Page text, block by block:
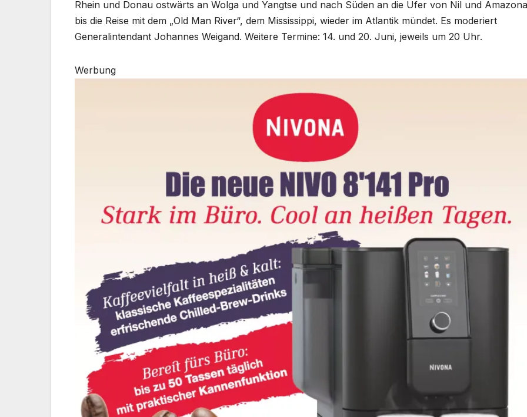
Rhein und Donau ostwärts an Wolga und Yangtse und nach Süden an die Ufer von Nil und
bis die Reise mit dem „Old Man River“, dem Mississippi, wieder im Atlantik mündet. Es moderiert
Generalintendant Johannes Weigand. Weitere Termine: 14. und 20. Juni, jeweils um 20 Uhr.
Werbung